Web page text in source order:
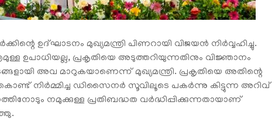
ഉദ്ഘാടനം മുഖ്യമന്ത്രി പിണറായി വിജയന്‍ നിര്‍വ്വഹിച്ചു.
ഉപാധിയല്ല, പ്രകൃതിയെ അടുത്തറിയുന്നതിനും വിജ്ഞാനം
അവ മാറുകയാണെന്ന് മുഖ്യമന്ത്രി. പ്രകൃതിയെ അതിന്റെ
നിര്‍മ്മിച്ച ഡിസൈനര്‍ സൂവിലൂടെ പകര്‍ന്നു കിട്ടുന്ന അറിവ്
നമുക്കുള്ള പ്രതിബദ്ധത വര്‍ദ്ധിപ്പിക്കുന്നതായാണ്